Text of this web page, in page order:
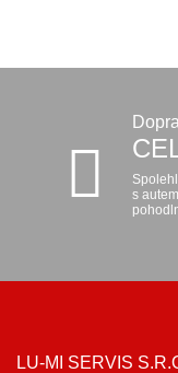
s
LU-MI SERVIS